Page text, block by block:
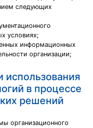
следующих
условиях;
информационных
организации;
в процессе
решений
организационного